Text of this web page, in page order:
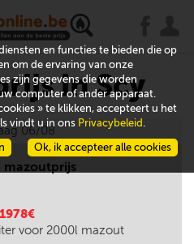
in Scy
06/08
mazoutprijs
voor 2000l mazout
en functies te bieden die op
om de ervaring van onze
zijn gegevens die worden
computer of ander apparaat.
» te klikken, accepteert u het
vindt u in ons Privacybeleid .
Ok, ik accepteer alle cookies